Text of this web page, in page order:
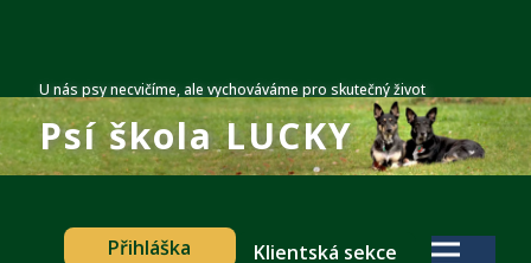
U nás psy necvičíme, ale vychováváme pro skutečný život
Psí škola​ LUCKY
Přihláška Klientská sekce